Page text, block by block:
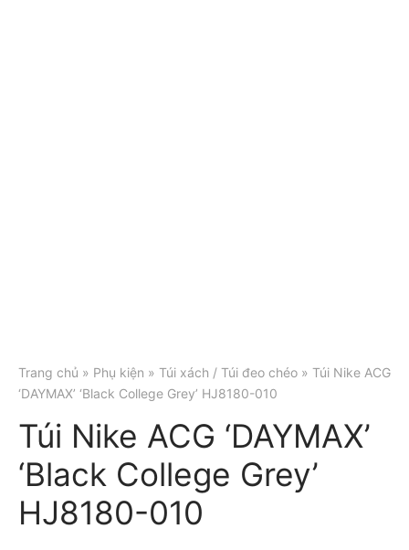
Trang chủ » Phụ kiện » Túi xách / Túi đeo chéo » Túi Nike ACG
‘DAYMAX’ ‘Black College Grey’ HJ8180-010
Túi Nike ACG ‘DAYMAX’
‘Black College Grey’
HJ8180-010